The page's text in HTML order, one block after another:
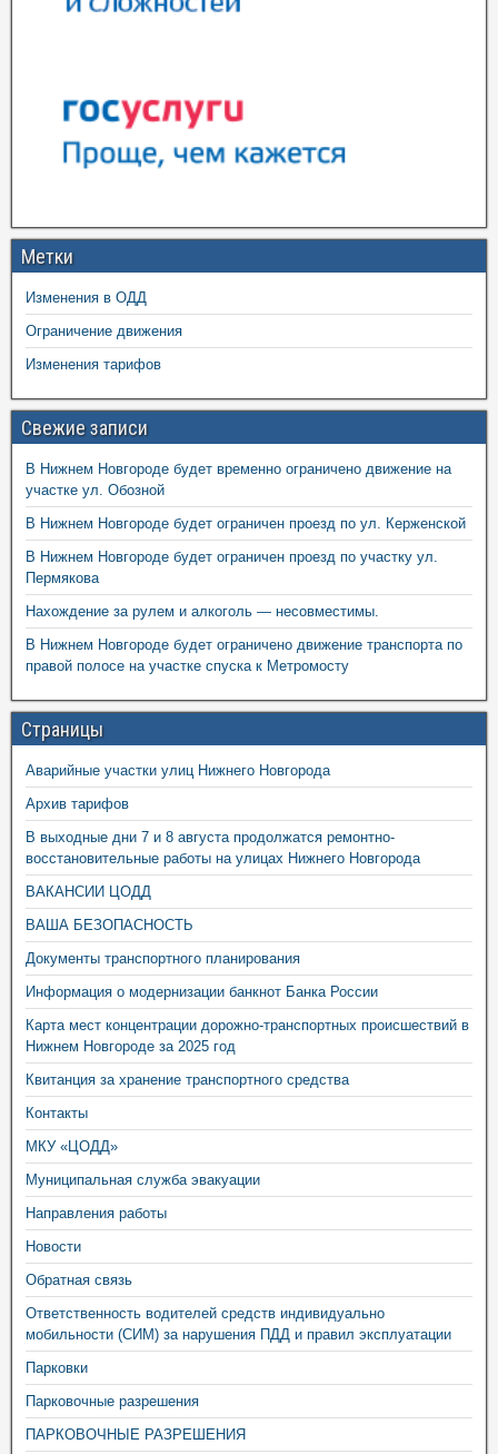
Метки
Изменения в ОДД
Ограничение движения
Изменения тарифов
Свежие записи
В Нижнем Новгороде будет временно ограничено движение на
участке ул. Обозной
В Нижнем Новгороде будет ограничен проезд по ул. Керженской
В Нижнем Новгороде будет ограничен проезд по участку ул.
Пермякова
Нахождение за рулем и алкоголь — несовместимы.
В Нижнем Новгороде будет ограничено движение транспорта по
правой полосе на участке спуска к Метромосту
Страницы
Аварийные участки улиц Нижнего Новгорода
Архив тарифов
В выходные дни 7 и 8 августа продолжатся ремонтно-
восстановительные работы на улицах Нижнего Новгорода
ВАКАНСИИ ЦОДД
ВАША БЕЗОПАСНОСТЬ
Документы транспортного планирования
Информация о модернизации банкнот Банка России
Карта мест концентрации дорожно-транспортных происшествий в
Нижнем Новгороде за 2025 год
Квитанция за хранение транспортного средства
Контакты
МКУ «ЦОДД»
Муниципальная служба эвакуации
Направления работы
Новости
Обратная связь
Ответственность водителей средств индивидуально
мобильности (СИМ) за нарушения ПДД и правил эксплуатации
Парковки
Парковочные разрешения
ПАРКОВОЧНЫЕ РАЗРЕШЕНИЯ